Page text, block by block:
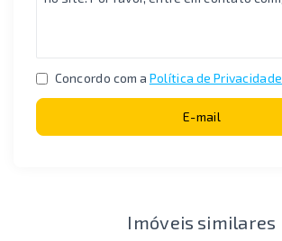
Concordo com a Política de Privacidade
E-mail
Imóveis similares